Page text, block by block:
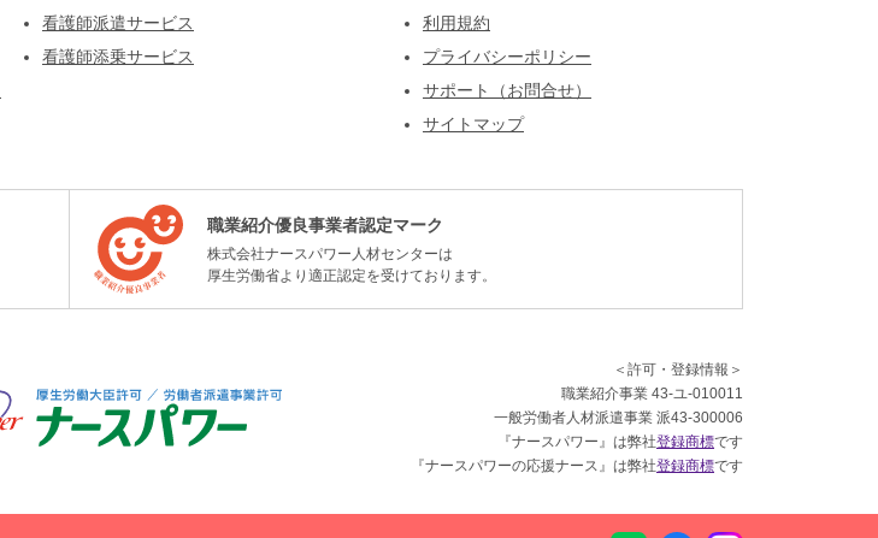
看護師派遣サービス
看護師添乗サービス
利用規約
プライバシーポリシー
サポート（お問合せ）
サイトマップ
職業紹介優良事業者認定マーク
株式会社ナースパワー人材センターは
厚生労働省より適正認定を受けております。
＜許可・登録情報＞
職業紹介事業 43-ユ-010011
一般労働者人材派遣事業 派43-300006
『ナースパワー』は弊社登録商標です
『ナースパワーの応援ナース』は弊社登録商標です